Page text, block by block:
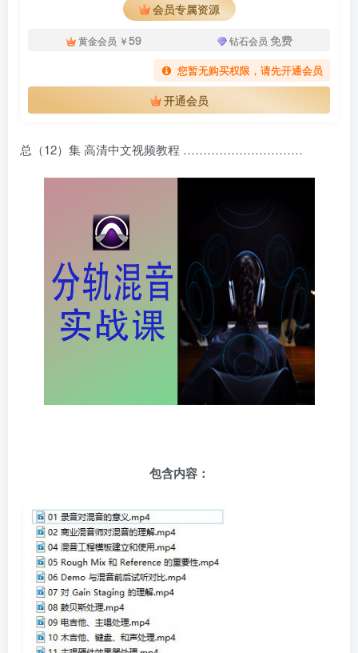
会员专属资源
黄金会员 ￥59 钻石会员 免费
您暂无购买权限，请先开通会员
开通会员
总（12）集 高清中文视频教程 …………………………
包含内容：